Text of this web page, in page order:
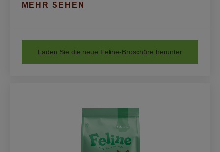
MEHR SEHEN
Laden Sie die neue Feline-Broschüre herunter